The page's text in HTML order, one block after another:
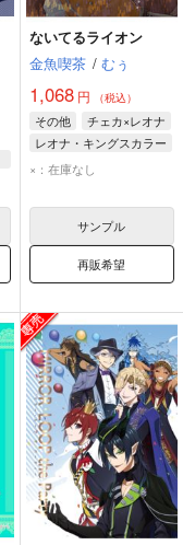
ないてるライオン
金魚喫茶 / むぅ
1,068円 （税込）
その他
チェカ×レオナ
レオナ・キングスカラー
チェカ
×：在庫なし
サンプル
再販希望